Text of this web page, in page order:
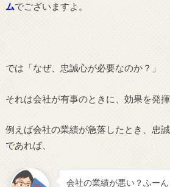
ムでございますよ。
では「なぜ、忠誠心が必要なのか？」
それは会社が有事のときに、効果を発揮
例えば会社の業績が急落したとき、忠
であれば、
会社の業績が悪い？ふー